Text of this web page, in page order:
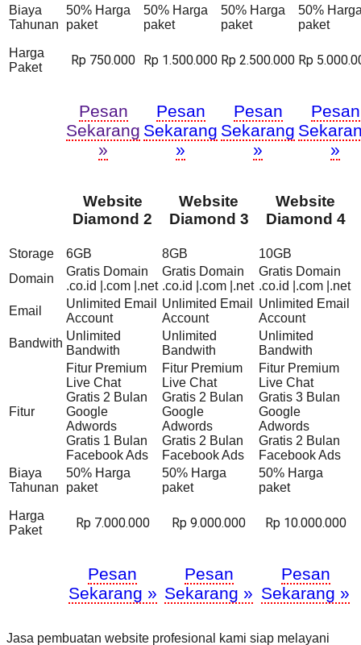
Biaya
Tahunan
50% Harga
paket
50% Harga
paket
50% Harga
paket
50%
paket
Harga
Paket
Rp 750.000 Rp 1.500.000 Rp 2.500.000 Rp
Pesan
Sekarang
»
Pesan
Sekarang
»
Pesan
Sekarang
»
Pesan
»
Website
Diamond 2
Website
Diamond 3
Website
Diamond 4
Storage 6GB 8GB
10GB
Domain
Gratis Domain
.co.id |.com |.net
Gratis Domain
.co.id |.com |.net
Gratis Domain
.co.id |.com |.net
Email
Unlimited Email
Account
Unlimited Email
Account
Unlimited Email
Account
Bandwith
Unlimited
Bandwith
Unlimited
Bandwith
Unlimited
Bandwith
Fitur
Fitur Premium
Live Chat
Gratis 2 Bulan
Google
Adwords
Gratis 1 Bulan
Facebook Ads
Fitur Premium
Live Chat
Gratis 2 Bulan
Google
Adwords
Gratis 2 Bulan
Facebook Ads
Fitur Premium
Live Chat
Gratis 3 Bulan
Google
Adwords
Gratis 2 Bulan
Facebook Ads
Biaya
Tahunan
50% Harga
paket
50% Harga
paket
50% Harga
paket
Harga
Paket
Rp 7.000.000 Rp 9.000.000 Rp 10.000.000
Pesan
Sekarang »
Pesan
Sekarang »
Pesan
Sekarang »
Jasa pembuatan website profesional kami siap melayani